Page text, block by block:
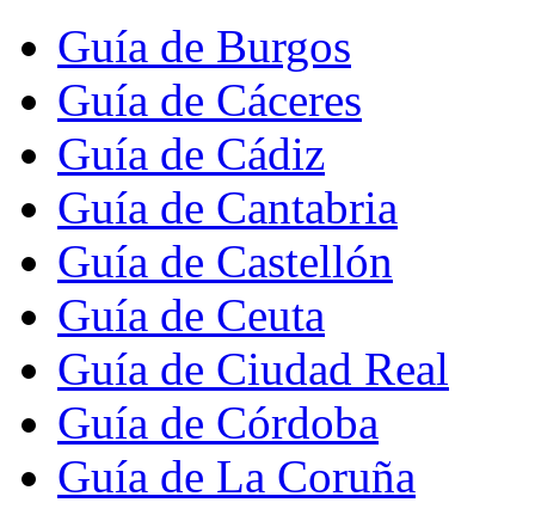
Guía de Burgos
Guía de Cáceres
Guía de Cádiz
Guía de Cantabria
Guía de Castellón
Guía de Ceuta
Guía de Ciudad Real
Guía de Córdoba
Guía de La Coruña